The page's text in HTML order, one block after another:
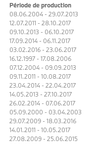
Période de production
08.06.2004 - 29.07.2013
12.07.2011 - 28.10.2017
09.10.2013 - 06.10.2017
17.09.2014 - 06.11.2017
03.02.2016 - 23.06.2017
16.12.1997 - 17.08.2006
07.12.2004 - 09.09.2013
09.11.2011 - 10.08.2017
23.04.2014 - 22.04.2017
14.05.2013 - 27.10.2017
26.02.2014 - 07.06.2017
05.09.2000 - 03.04.2003
29.07.2009 - 18.03.2016
14.01.2011 - 10.05.2017
27.08.2009 - 25.06.2015